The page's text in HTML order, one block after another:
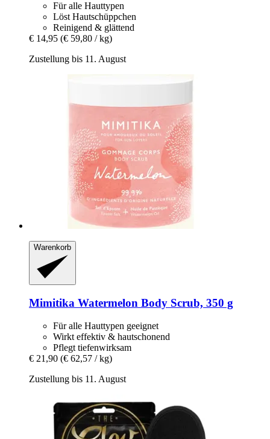
Für alle Hauttypen
Löst Hautschüppchen
Reinigend & glättend
€ 14,95 (€ 59,80 / kg)
Zustellung bis 11. August
Warenkorb
Mimitika Watermelon Body Scrub, 350 g
Für alle Hauttypen geeignet
Wirkt effektiv & hautschonend
Pflegt tiefenwirksam
€ 21,90 (€ 62,57 / kg)
Zustellung bis 11. August